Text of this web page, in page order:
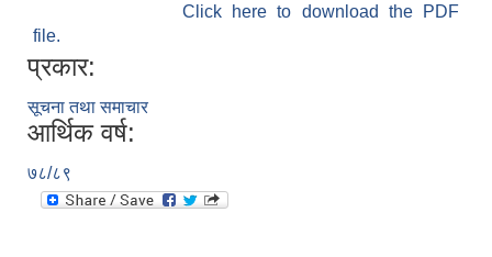
Click here to download the PDF
file.
प्रकार:
सूचना तथा समाचार
आर्थिक वर्ष:
७८/८९